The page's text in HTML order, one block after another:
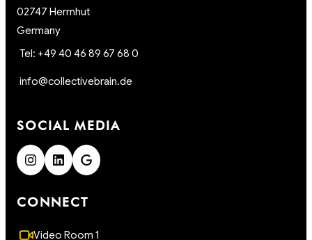
02747 Herrnhut
Germany
Tel: +49 40 46 89 67 68 0
info@collectivebrain.de
SOCIAL MEDIA
CONNECT
Video Room 1